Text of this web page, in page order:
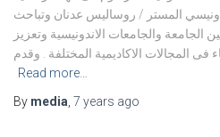
المستر / روساليس عدنان وتباحث
الجامعة والجامعات الاندونيسية وتعزيز
فى المجالات الاكاديمية المختلفة . وقدم
Read more…
By media, 7 years ago